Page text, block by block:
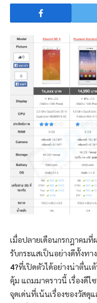
เมื่อปลายเดือนกรกฎาคม
รับกระแสเป็นอย่างดีทั้งท
4?ที่เปิดตัวได้อย่างน่าตื่นเ
คุ้ม แถมมาคราวนี้ เรื่องดีไ
จุดเด่นที่เน้นเรื่องของวัสดุ